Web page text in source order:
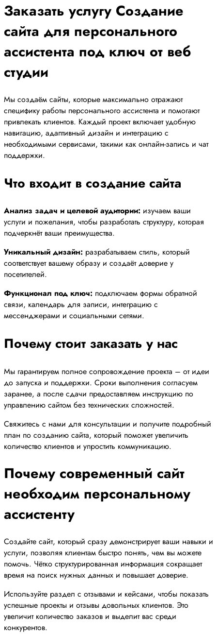
Заказать услугу Создание
сайта для персонального
ассистента под ключ от веб
студии
Мы создаём сайты, которые максимально отражают
специфику работы персонального ассистента и помогают
привлекать клиентов. Каждый проект включает удобную
навигацию, адаптивный дизайн и интеграцию с
необходимыми сервисами, такими как онлайн-запись и чат
поддержки.
Что входит в создание сайта
Анализ задач и целевой аудитории: изучаем ваши
услуги и пожелания, чтобы разработать структуру, которая
подчеркнёт ваши преимущества.
Уникальный дизайн: разрабатываем стиль, который
соответствует вашему образу и создаёт доверие у
посетителей.
Функционал под ключ: подключаем формы обратной
связи, календарь для записи, интеграцию с
мессенджерами и социальными сетями.
Почему стоит заказать у нас
Мы гарантируем полное сопровождение проекта – от идеи
до запуска и поддержки. Сроки выполнения согласуем
заранее, а после сдачи предоставляем инструкцию по
управлению сайтом без технических сложностей.
Свяжитесь с нами для консультации и получите подробный
план по созданию сайта, который поможет увеличить
количество клиентов и упростить коммуникацию.
Почему современный сайт
необходим персональному
ассистенту
Создайте сайт, который сразу демонстрирует ваши навыки и
услуги, позволяя клиентам быстро понять, чем вы можете
помочь. Чётко структурированная информация сокращает
время на поиск нужных данных и повышает доверие.
Используйте раздел с отзывами и кейсами, чтобы показать
успешные проекты и отзывы довольных клиентов. Это
увеличит количество заказов и выделит вас среди
конкурентов.